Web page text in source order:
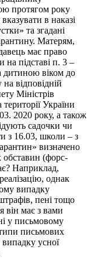
протягом року
в наказі
та згадані
Матерям,
має право
на підставі п. 3 –
дитиною віком до
відповідній
Міністрів
України
2020 року, а також
садочки чи
з 16.03, школи – з
визначено
обставин (форс-
Наприклад,
однак
випадку
пені тощо
він має з вами
у письмовому
письмових
випадку усної